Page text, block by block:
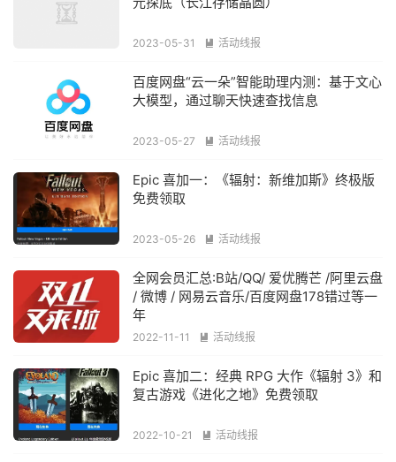
2023-05-31  活动线报
百度网盘“云一朵”智能助理内测：基于文心
大模型，通过聊天快速查找信息
2023-05-27  活动线报
Epic 喜加一：《辐射：新维加斯》终极版
免费领取
2023-05-26  活动线报
全网会员汇总:B站/QQ/ 爱优腾芒 /阿里云盘
/ 微博 / 网易云音乐/百度网盘178错过等一
年
2022-11-11  活动线报
Epic 喜加二：经典 RPG 大作《辐射 3》和
复古游戏《进化之地》免费领取
2022-10-21  活动线报